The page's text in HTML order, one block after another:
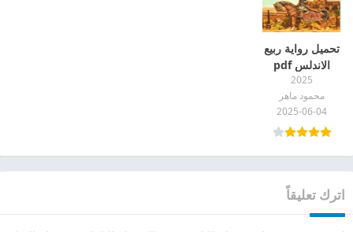
تحميل رواية ربيع
الاندلس pdf
2025
محمود ماهر
2025-06-04
اترك تعليقاً